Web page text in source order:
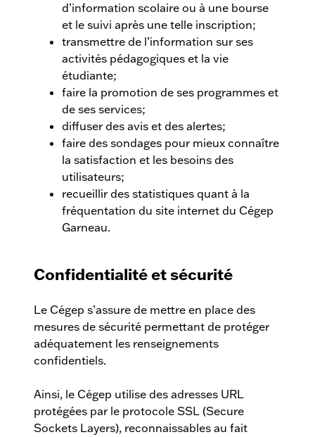
d’information scolaire ou à une bourse
et le suivi après une telle inscription;
transmettre de l’information sur ses
activités pédagogiques et la vie
étudiante;
faire la promotion de ses programmes et
de ses services;
diffuser des avis et des alertes;
faire des sondages pour mieux connaître
la satisfaction et les besoins des
utilisateurs;
recueillir des statistiques quant à la
fréquentation du site internet du Cégep
Garneau.
Confidentialité et sécurité
Le Cégep s’assure de mettre en place des
mesures de sécurité permettant de protéger
adéquatement les renseignements
confidentiels.
Ainsi, le Cégep utilise des adresses URL
protégées par le protocole SSL (Secure
Sockets Layers), reconnaissables au fait